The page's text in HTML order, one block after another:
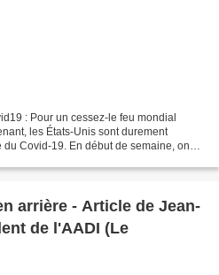
: Pour un cessez-le feu mondial
les États-Unis sont durement
Covid-19. En début de semaine, on
arrière - Article de Jean-
de l'AADI (Le